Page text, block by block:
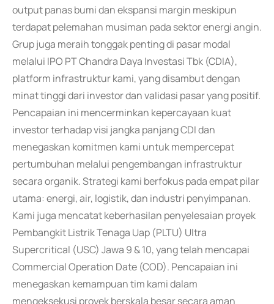
output panas bumi dan ekspansi margin meskipun
terdapat pelemahan musiman pada sektor energi angin.
Grup juga meraih tonggak penting di pasar modal
melalui IPO PT Chandra Daya Investasi Tbk (CDIA),
platform infrastruktur kami, yang disambut dengan
minat tinggi dari investor dan validasi pasar yang positif.
Pencapaian ini mencerminkan kepercayaan kuat
investor terhadap visi jangka panjang CDI dan
menegaskan komitmen kami untuk mempercepat
pertumbuhan melalui pengembangan infrastruktur
secara organik. Strategi kami berfokus pada empat pilar
utama: energi, air, logistik, dan industri penyimpanan.
Kami juga mencatat keberhasilan penyelesaian proyek
Pembangkit Listrik Tenaga Uap (PLTU) Ultra
Supercritical (USC) Jawa 9 & 10, yang telah mencapai
Commercial Operation Date (COD). Pencapaian ini
menegaskan kemampuan tim kami dalam
mengeksekusi proyek berskala besar secara aman